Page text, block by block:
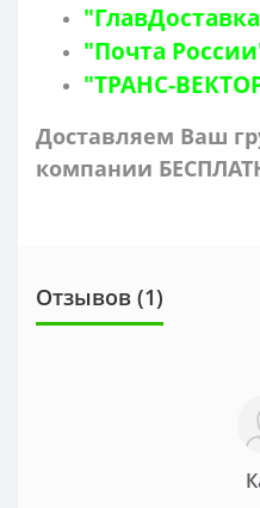
"Почта
"ТРАНС-
Доставляем Ваш
компании
Отзывов (1)